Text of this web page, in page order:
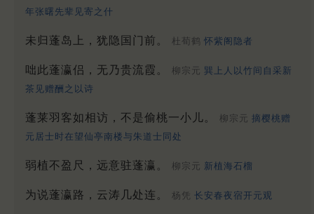
年张曙先辈见寄之什
未归蓬岛上，犹隐国门前。 杜荀鹤 怀紫阁隐者
咄此蓬瀛侣，无乃贵流霞。 柳宗元 巽上人以竹间自采新
茶见赠酬之以诗
蓬莱羽客如相访，不是偷桃一小儿。 柳宗元 摘樱桃赠
元居士时在望仙亭南楼与朱道士同处
弱植不盈尺，远意驻蓬瀛。 柳宗元 新植海石榴
为说蓬瀛路，云涛几处连。 杨凭 长安春夜宿开元观